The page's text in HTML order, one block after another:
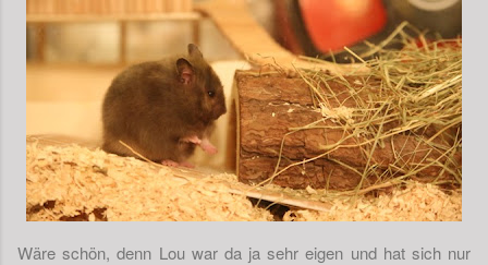
Wäre schön, denn Lou war da ja sehr eigen und hat sich nur